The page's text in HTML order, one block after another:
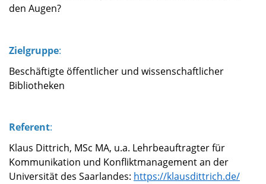
den Augen?
Zielgruppe:
Beschäftigte öffentlicher und wissenschaftlicher
Bibliotheken
Referent:
Klaus Dittrich, MSc MA, u.a. Lehrbeauftragter für
Kommunikation und Konfliktmanagement an der
Universität des Saarlandes: https://klausdittrich.de/